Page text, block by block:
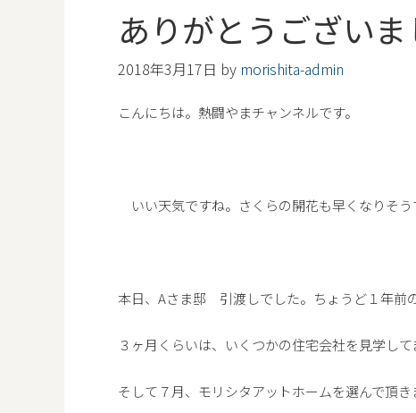
ありがとうございま
2018年3月17日 by morishita-admin
こんにちは。熱闘やまチャンネルです。
いい天気ですね。さくらの開花も早くなりそう
本日、Aさま邸 引渡しでした。ちょうど１年前
３ヶ月くらいは、いくつかの住宅会社を見学して
そして７月、モリシタアットホームを選んで頂き